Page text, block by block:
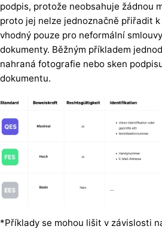
podpis, protože neobsahuje žádnou
proto jej nelze jednoznačně přiřadit
vhodný pouze pro neformální
dokumenty. Běžným příkladem
nahraná fotografie nebo sken
dokumentu.
*Příklady se mohou lišit v závislosti